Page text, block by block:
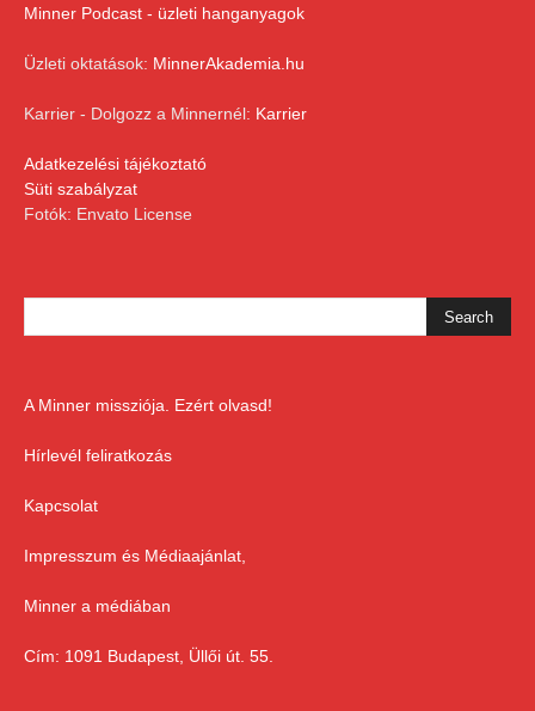
Minner Podcast - üzleti hanganyagok
Üzleti oktatások: MinnerAkademia.hu
Karrier - Dolgozz a Minnernél: Karrier
Adatkezelési tájékoztató
Süti szabályzat
Fotók: Envato License
A Minner missziója. Ezért olvasd!
Hírlevél feliratkozás
Kapcsolat
Impresszum és Médiaajánlat,
Minner a médiában
Cím: 1091 Budapest, Üllői út. 55.